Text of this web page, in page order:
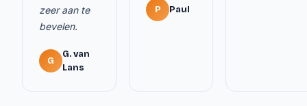
zeer aan te
bevelen.
G
G. van
Lans
P Paul